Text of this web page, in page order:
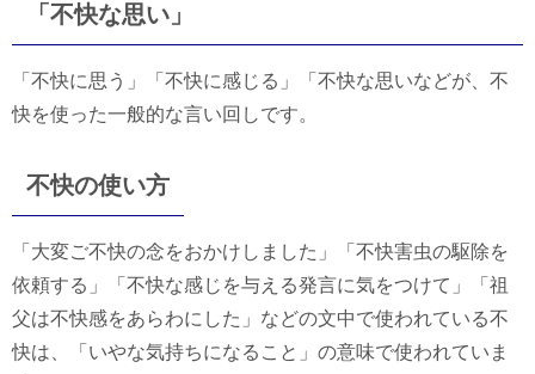
「不快な思い」
「不快に思う」「不快に感じる」「不快な思いなどが、不
快を使った一般的な言い回しです。
不快の使い方
「大変ご不快の念をおかけしました」「不快害虫の駆除を
依頼する」「不快な感じを与える発言に気をつけて」「祖
父は不快感をあらわにした」などの文中で使われている不
快は、「いやな気持ちになること」の意味で使われていま